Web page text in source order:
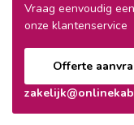
Vraag eenvoudig
onze klantenservice
Offerte